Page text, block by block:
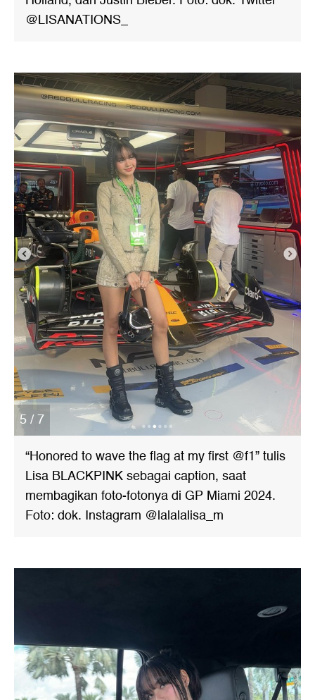
@LISANATIONS_
5 / 7
“Honored to wave the flag at my first @f1” tulis
Lisa BLACKPINK sebagai caption, saat
membagikan foto-fotonya di GP Miami 2024.
Foto: dok. Instagram @lalalalisa_m